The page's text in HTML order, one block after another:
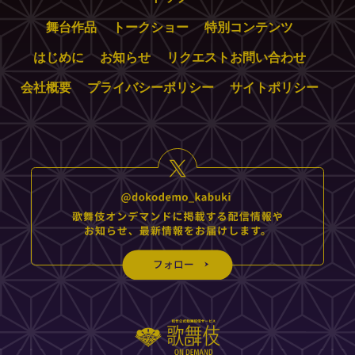
舞台作品
トークショー
特別コンテンツ
はじめに
お知らせ
リクエストお問い合わせ
会社概要
プライバシーポリシー サイトポリシー